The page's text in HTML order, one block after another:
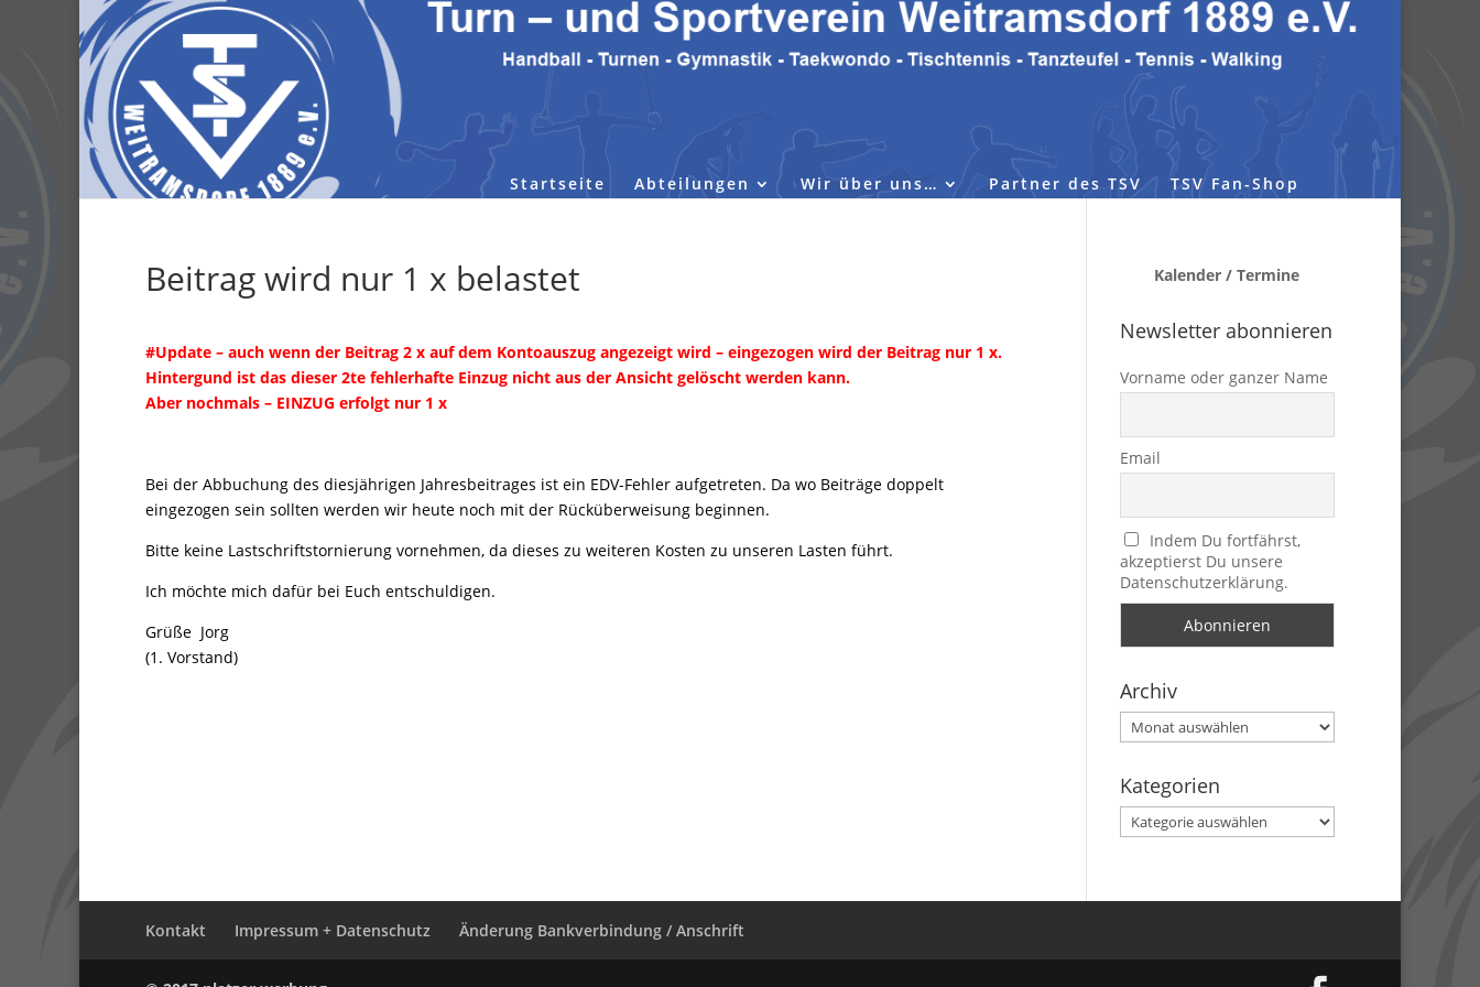
Startseite Abteilungen Wir über uns… Partner des TSV TSV Fan-Shop
Beitrag wird nur 1 x belastet
#Update – auch wenn der Beitrag 2 x auf dem Kontoauszug angezeigt wird – eingezogen wird der Beitrag nur 1 x.
Hintergund ist das dieser 2te fehlerhafte Einzug nicht aus der Ansicht gelöscht werden kann.
Aber nochmals – EINZUG erfolgt nur 1 x
Bei der Abbuchung des diesjährigen Jahresbeitrages ist ein EDV-Fehler aufgetreten. Da wo Beiträge doppelt
eingezogen sein sollten werden wir heute noch mit der Rücküberweisung beginnen.
Bitte keine Lastschriftstornierung vornehmen, da dieses zu weiteren Kosten zu unseren Lasten führt.
Ich möchte mich dafür bei Euch entschuldigen.
Grüße Jorg
(1. Vorstand)
Kalender / Termine
Newsletter abonnieren
Vorname oder ganzer Name
Email
Indem Du fortfährst,
akzeptierst Du unsere
Datenschutzerklärung.
Archiv
Archiv
Kategorien
Kategorien
Kontakt Impressum + Datenschutz Änderung Bankverbindung / Anschrift